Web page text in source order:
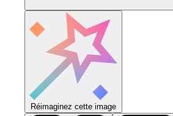
Réimaginez cette image